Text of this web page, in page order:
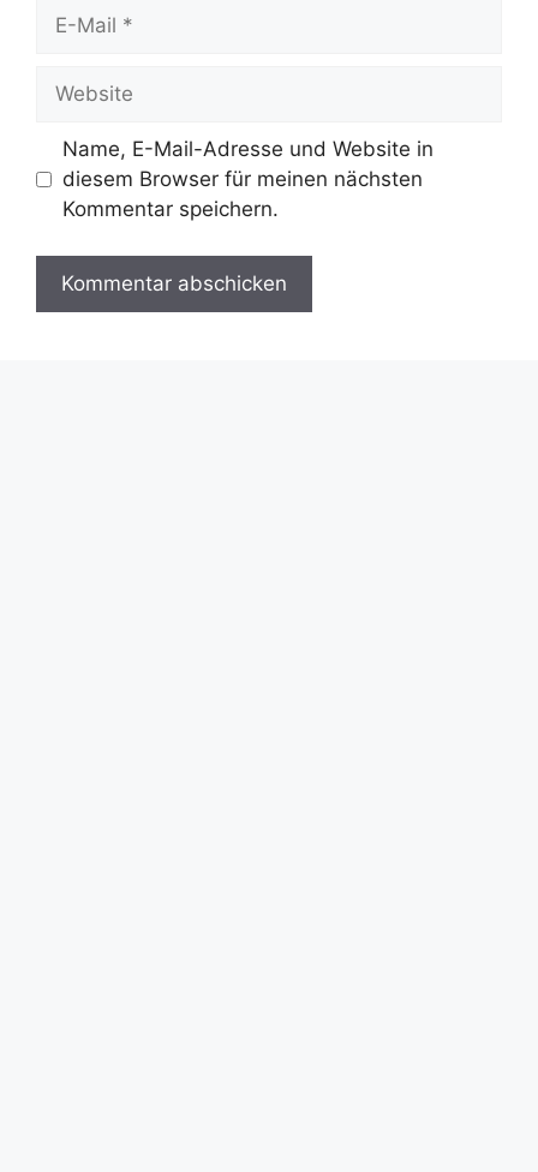
Website
Name, E-Mail-Adresse und Website in
diesem Browser für meinen nächsten
Kommentar speichern.